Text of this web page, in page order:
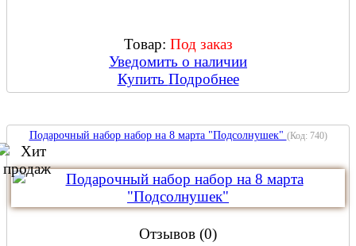
Товар: Под заказ
Уведомить о наличии
Купить Подробнее
Подарочный набор набор на 8 марта "Подсолнушек" (Код: 740)
Отзывов (0)